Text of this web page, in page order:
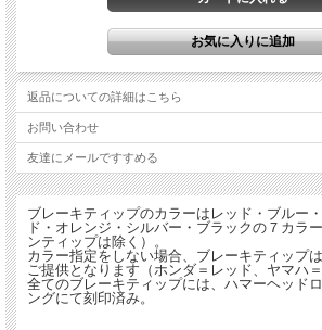
返品についての詳細はこちら
お問い合わせ
友達にメールですすめる
ブレーキティップのカラーはレッド・ブルー
ド・オレンジ・シルバー・ブラックの７カラ
ンティップは除く）。
カラー指定をしない場合、ブレーキティップ
ご提供となります（ホンダ＝レッド、ヤマハ＝
全てのブレーキティップには、ハマーヘッド
ングにて刻印済み。